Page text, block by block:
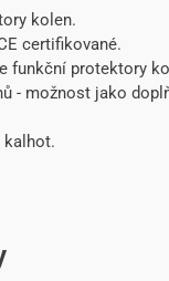
kolen.
certifikované.
funkční protektory
- možnost jako
kalhot.